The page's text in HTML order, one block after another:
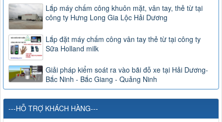
Lắp máy chấm công khuôn mặt, vân tay, thẻ từ tại
công ty Hưng Long Gia Lộc Hải Dương
Lắp đặt máy chấm công vân tay thẻ từ tại công ty
Sữa Holland milk
Giải pháp kiểm soát ra vào bãi đỗ xe tại Hải Dương-
Bắc Ninh - Bắc Giang - Quảng Ninh
---HỖ TRỢ KHÁCH HÀNG---